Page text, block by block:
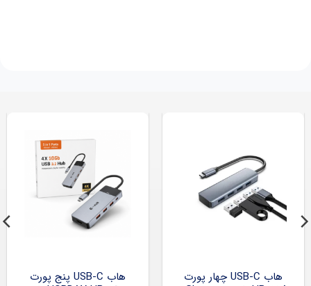
هاب USB-C چهار پورت هاب USB-C پنج پورت